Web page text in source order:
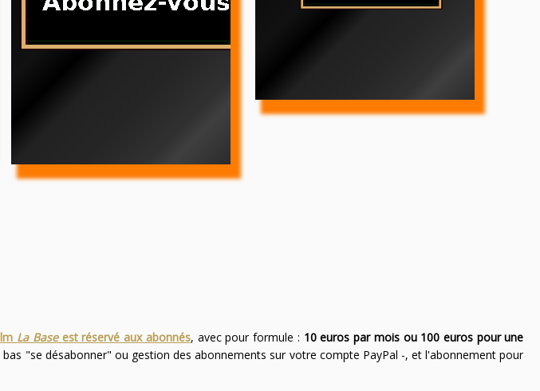
La Baseest réservé aux abonnés, avec pour formule : 10 euros par mois ou 100 euros pour une
"se désabonner" ou gestion des abonnements sur votre compte PayPal -, et l'abonnement pour